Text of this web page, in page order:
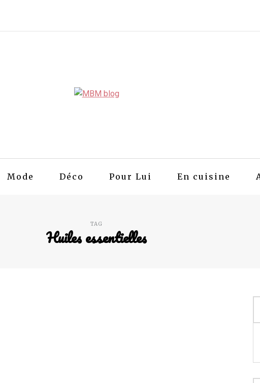
Mode Déco Pour Lui En cuisine
TAG
Huiles essentielles